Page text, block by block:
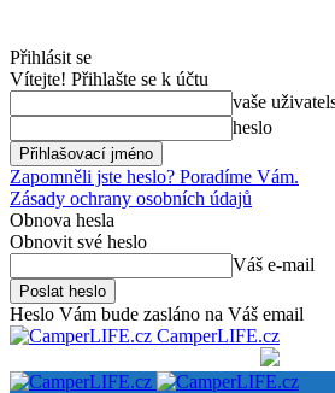
Přihlásit se
Vítejte! Přihlašte se k účtu
vaše
heslo
Zapomněli jste heslo? Poradíme Vám.
Zásady ochrany osobních údajů
Obnova hesla
Obnovit své heslo
Váš e-mail
Heslo Vám bude zasláno na Váš email
CamperLIFE.cz